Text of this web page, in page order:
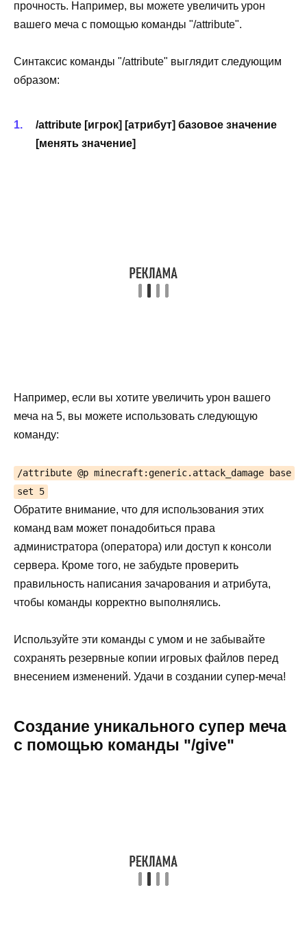
прочность. Например, вы можете увеличить урон
вашего меча с помощью команды "/attribute".
Синтаксис команды "/attribute" выглядит следующим
образом:
/attribute [игрок] [атрибут] базовое значение
[менять значение]
Например, если вы хотите увеличить урон вашего
меча на 5, вы можете использовать следующую
команду:
/attribute @p minecraft:generic.attack_damage base
set 5
Обратите внимание, что для использования этих
команд вам может понадобиться права
администратора (оператора) или доступ к консоли
сервера. Кроме того, не забудьте проверить
правильность написания зачарования и атрибута,
чтобы команды корректно выполнялись.
Используйте эти команды с умом и не забывайте
сохранять резервные копии игровых файлов перед
внесением изменений. Удачи в создании супер-меча!
Создание уникального супер меча
с помощью команды "/give"